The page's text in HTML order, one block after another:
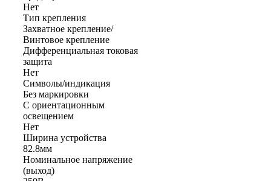
Нет
Тип крепления
Захватное крепление/
Винтовое крепление
Дифференциальная токовая
защита
Нет
Символы/индикация
Без маркировки
С ориентационным
освещением
Нет
Ширина устройства
82.8мм
Номинальное напряжение
(выход)